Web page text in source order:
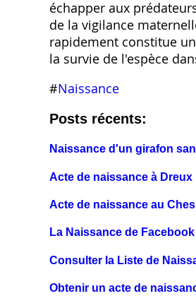
échapper aux
de la vigilance
rapidement constitue
la survie de l'espèce
#Naissance
Posts récents:
Naissance d'un girafon
Acte de naissance à
Acte de naissance au
La Naissance de
Consulter la Liste de
Obtenir un acte de